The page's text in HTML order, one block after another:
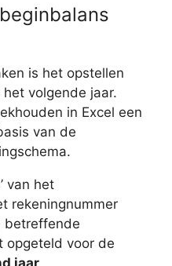
is het opstellen
volgende jaar.
in Excel een
van de
van het
rekeningnummer
betreffende
opgeteld voor de
jaar